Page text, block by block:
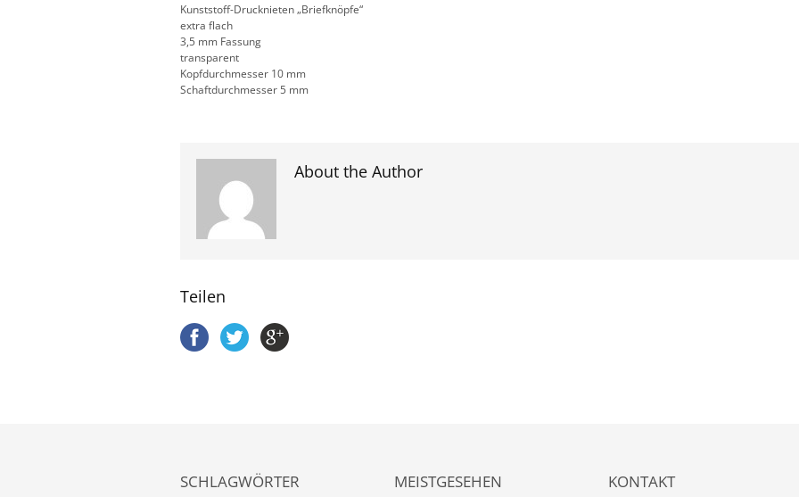
Kunststoff-Drucknieten „Briefknöpfe“
extra flach
3,5 mm Fassung
transparent
Kopfdurchmesser 10 mm
Schaftdurchmesser 5 mm
About the Author
Teilen
SCHLAGWÖRTER MEISTGESEHEN KONTAKT